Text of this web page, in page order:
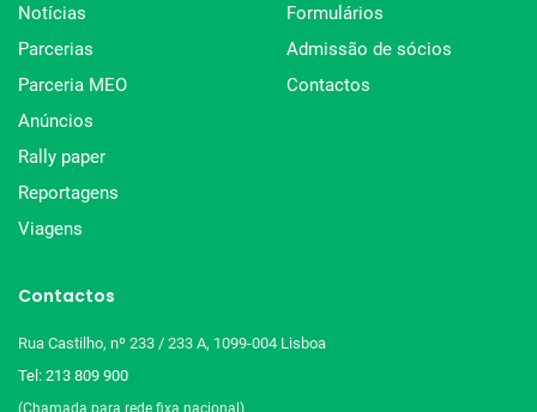
Notícias
Parcerias
Parceria MEO
Anúncios
Rally paper
Reportagens
Viagens
Formulários
Admissão de sócios
Contactos
Contactos
Rua Castilho, nº 233 / 233 A, 1099-004 Lisboa
Tel: 213 809 900
(Chamada para rede fixa nacional)